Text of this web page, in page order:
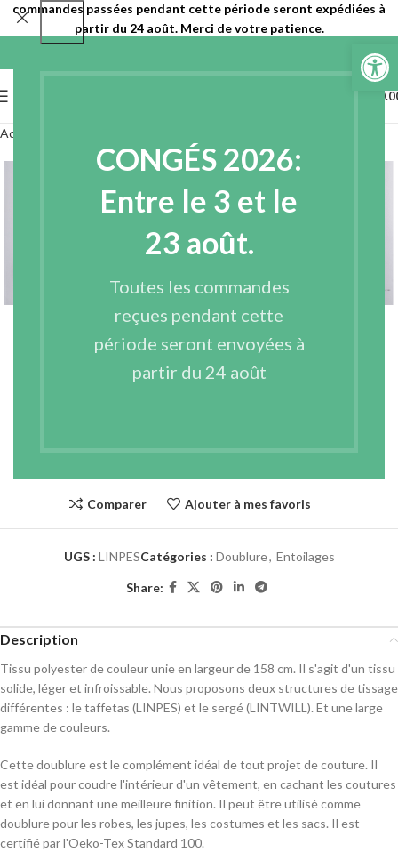
CONGÉS 2026:
Entre le 3 et le
23 août.
Toutes les commandes
reçues pendant cette
période seront envoyées à
partir du 24 août
Ouvrir
Accueil
POLYESTER DOUBLURE – LINPES
Nous ne vendons pas ce produit sur notre site web.
Comparer Ajouter à mes favoris
UGS : LINPESCatégories : Doublure, Entoilages
Share:
Description
Tissu polyester de couleur unie en largeur de 158 cm. Il s'agit d'un tissu
solide, léger et infroissable. Nous proposons deux structures de tissage
différentes : le taffetas (LINPES) et le sergé (LINTWILL). Et une large
gamme de couleurs.
Cette doublure est le complément idéal de tout projet de couture. Il
est idéal pour coudre l'intérieur d'un vêtement, en cachant les coutures
et en lui donnant une meilleure finition. Il peut être utilisé comme
doublure pour les robes, les jupes, les costumes et les sacs. Il est
certifié par l'Oeko-Tex Standard 100.
commandes passées pendant cette période seront expédiées à
partir du 24 août. Merci de votre patience.